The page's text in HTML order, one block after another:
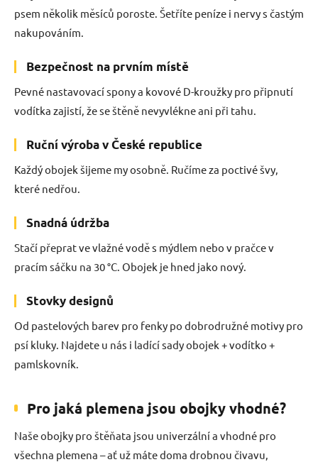
psem několik měsíců poroste. Šetříte peníze i nervy s častým
nakupováním.
Bezpečnost na prvním místě
Pevné nastavovací spony a kovové D-kroužky pro připnutí
vodítka zajistí, že se štěně nevyvlékne ani při tahu.
Ruční výroba v České republice
Každý obojek šijeme my osobně. Ručíme za poctivé švy,
které nedřou.
Snadná údržba
Stačí přeprat ve vlažné vodě s mýdlem nebo v pračce v
pracím sáčku na 30 °C. Obojek je hned jako nový.
Stovky designů
Od pastelových barev pro fenky po dobrodružné motivy pro
psí kluky. Najdete u nás i ladící sady obojek + vodítko +
pamlskovník.
Pro jaká plemena jsou obojky vhodné?
Naše obojky pro štěňata jsou univerzální a vhodné pro
všechna plemena – ať už máte doma drobnou čivavu,